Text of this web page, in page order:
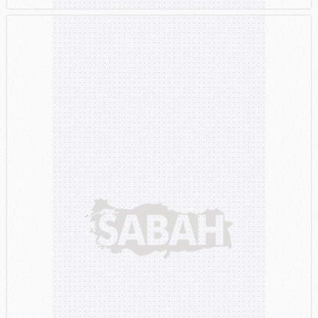
Sizlere daha iyi bir hizmet sunabilmek için İnternet
Sitemizde kendimize ve üçüncü kişilere ait çerezler
kullanılmaktadır. Bu çerezler vasıtasıyla çeşitli kişisel
verileriniz işlenmekte olup gerekli olan çerezler bilgi
toplumu hizmetlerinin sunulması amacıyla
kullanılmaktadır. Diğer çerezler, sitemizin daha işlevsel
kılınması ve kişiselleştirilmesi ve sizlere yönelik
reklam/pazarlama faaliyetlerinin yapılması, amaçlarıyla
sınırlı olarak açık rızanız dahilinde kullanılacaktır.
Çerezlere ilişkin tercihlerinizi aşağıda yer alan panel
vasıtasıyla belirleyebilirsiniz. Çerezlere ilişkin detaylı bilgi
için Ayarlar butonuna tıklayabilir, Çerez Bilgilendirme
Metnimiziziyaret edebilirsiniz.
6698 sayılı Kişisel Verilerin Korunması Kanunu uyarınca
hazırlanmış Aydınlatma Metnimizi okumak ve sitemizde